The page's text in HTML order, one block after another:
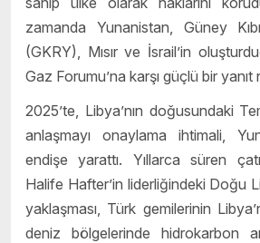
zamanda Yunanistan, Güney
(GKRY), Mısır ve İsrail’in
Gaz Forumu’na karşı güçlü bir yanıt
2025’te, Libya’nın doğusundaki
anlaşmayı onaylama ihtimali,
endişe yarattı. Yıllarca süren
Halife Hafter’in liderliğindeki Doğu
yaklaşması, Türk gemilerinin
deniz bölgelerinde hidrokarbon